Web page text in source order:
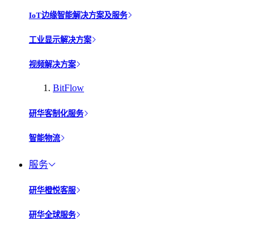
IoT边缘智能解决方案及服务
工业显示解决方案
视频解决方案
BitFlow
研华客制化服务
智能物流
服务
研华橙悦客服
研华全球服务